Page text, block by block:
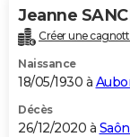
Jeanne
Créer une
Naissance
18/05/1930 à
Décès
26/12/2020 à